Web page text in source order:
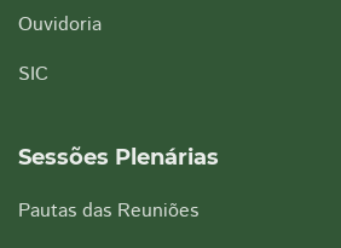
Ouvidoria
SIC
Sessões Plenárias
Pautas das Reuniões